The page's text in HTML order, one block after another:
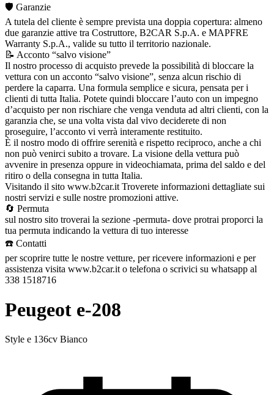
🛡️ Garanzie
A tutela del cliente è sempre prevista una doppia copertura: almeno
due garanzie attive tra Costruttore, B2CAR S.p.A. e MAPFRE
Warranty S.p.A., valide su tutto il territorio nazionale.
📝 Acconto “salvo visione”
Il nostro processo di acquisto prevede la possibilità di bloccare la
vettura con un acconto “salvo visione”, senza alcun rischio di
perdere la caparra. Una formula semplice e sicura, pensata per i
clienti di tutta Italia. Potete quindi bloccare l’auto con un impegno
d’acquisto per non rischiare che venga venduta ad altri clienti, con la
garanzia che, se una volta vista dal vivo deciderete di non
proseguire, l’acconto vi verrà interamente restituito.
È il nostro modo di offrire serenità e rispetto reciproco, anche a chi
non può venirci subito a trovare. La visione della vettura può
avvenire in presenza oppure in videochiamata, prima del saldo e del
ritiro o della consegna in tutta Italia.
Visitando il sito www.b2car.it Troverete informazioni dettagliate sui
nostri servizi e sulle nostre promozioni attive.
🔄 Permuta
sul nostro sito troverai la sezione -permuta- dove protrai proporci la
tua permuta indicando la vettura di tuo interesse
☎️ Contatti
per scoprire tutte le nostre vetture, per ricevere informazioni e per
assistenza visita www.b2car.it o telefona o scrivici su whatsapp al
338 1518716
Peugeot e-208
Style e 136cv Bianco